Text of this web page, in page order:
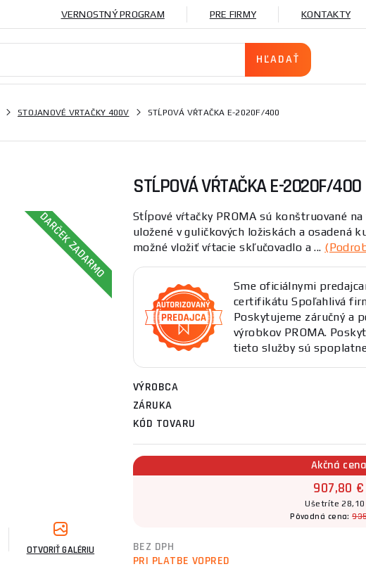
VERNOSTNÝ PROGRAM PRE FIRMY KONTAKTY
STOJANOVÉ VRTAČKY 400V STĹPOVÁ VŔTAČKA E-2020F/400
DARČEK ZADARMO
OTVORIŤ GALÉRIU
STĹPOVÁ VŔTAČKA E-2020F/400
Stĺpové vŕtačky PROMA sú konštruované
uložené v guličkových ložiskách a osadená
možné vložiť vŕtacie skľučovadlo a ...
Sme oficiálnymi
certifikátu Spoľahlivá
Poskytujeme záručný a
výrobkov PROMA.
tieto služby sú
VÝROBCA
ZÁRUKA
KÓD TOVARU
Akčná cena
907,80 €
Ušetríte 28,10
Pôvodná cena:
BEZ DPH
PRI PLATBE VOPRED